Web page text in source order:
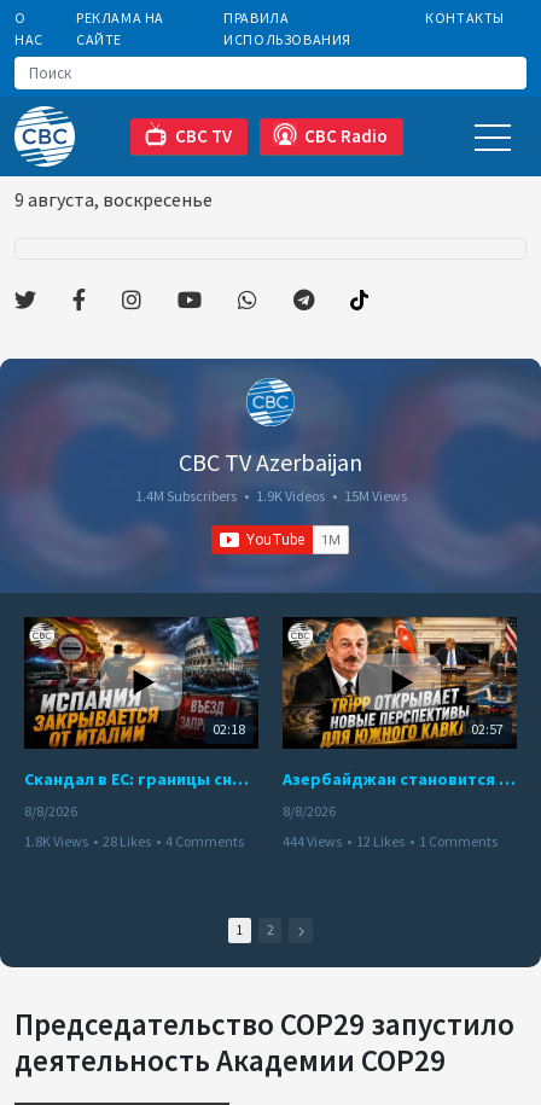
О
НАС
РЕКЛАМА НА
САЙТЕ
ПРАВИЛА
ИСПОЛЬЗОВАНИЯ
КОНТАКТЫ
CBC TV CBC Radio
9 августа, воскресенье
CBC TV Azerbaijan
1.4M Subscribers • 1.9K Videos • 15M Views
02:18
Скандал в ЕС: границы снова под контролем
8/8/2026
1.8K Views • 28 Likes • 4 Comments
02:57
Азербайджан становится мостом между Востоком и Западом
8/8/2026
444 Views • 12 Likes • 1 Comments
1 2
Председательство COP29 запустило
деятельность Академии COP29